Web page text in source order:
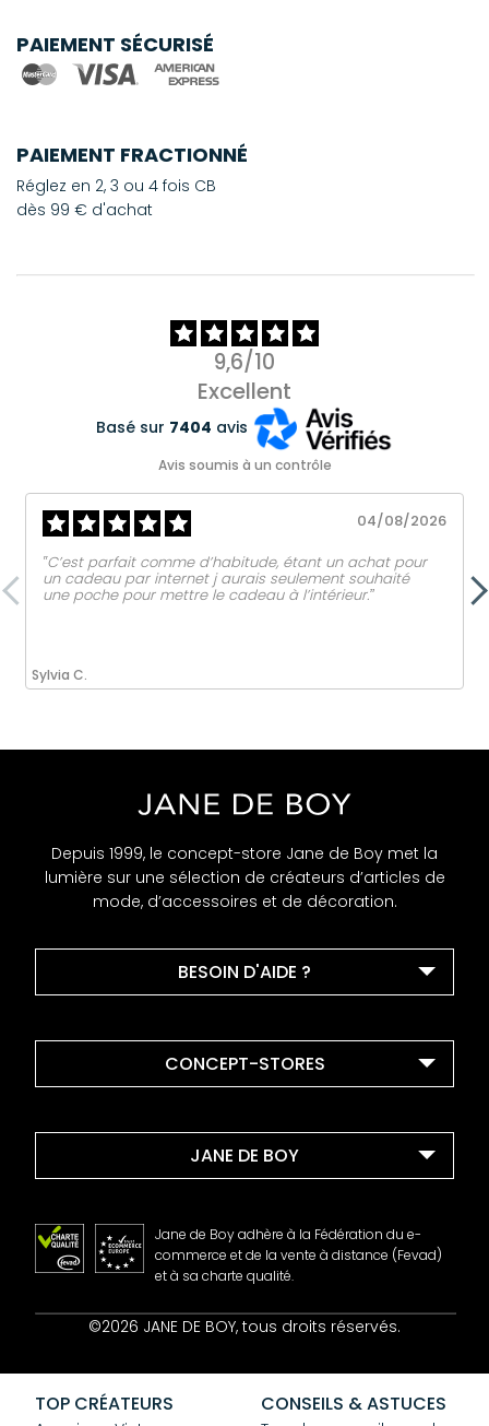
PAIEMENT SÉCURISÉ
PAIEMENT FRACTIONNÉ
Réglez en 2, 3 ou 4 fois CB
dès 99 € d'achat
9,6/10
Excellent
Basé sur 7404 avis
Avis soumis à un contrôle
Sylvia C.
04/08/2026
‟C’est parfait comme d’habitude, étant un achat pour
un cadeau par internet j aurais seulement souhaité
une poche pour mettre le cadeau à l’intérieur.ˮ
Depuis 1999, le concept-store Jane de Boy met la
lumière sur une sélection de créateurs d’articles de
mode, d’accessoires et de décoration.
BESOIN D'AIDE ?
CONCEPT-STORES
JANE DE BOY
Contact
CGV
Confidentialité
Cookies
Jane de Boy adhère à la Fédération du e-
commerce et de la vente à distance (Fevad)
et à sa charte qualité.
©2026 JANE DE BOY, tous droits réservés.
TOP CRÉATEURS CONSEILS & ASTUCES